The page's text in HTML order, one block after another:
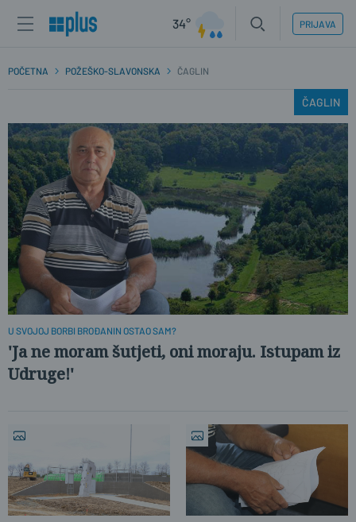
34° PRIJAVA
POČETNA POŽEŠKO-SLAVONSKA ČAGLIN
ČAGLIN
U SVOJOJ BORBI BROĐANIN OSTAO SAM?
'Ja ne moram šutjeti, oni moraju. Istupam iz
Udruge!'